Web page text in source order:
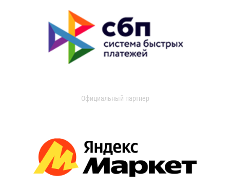
Официальный партнер